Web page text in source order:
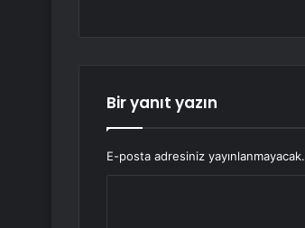
Bir yanıt yazın
E-posta adresiniz yayınlanmayacak.